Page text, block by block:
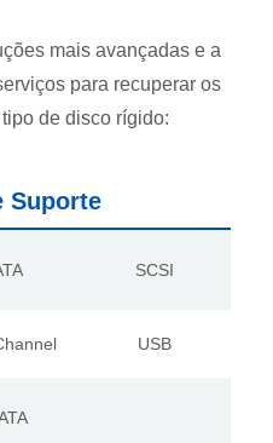
mais avançadas e a
para recuperar os
de disco rígido:
Suporte
SCSI
USB